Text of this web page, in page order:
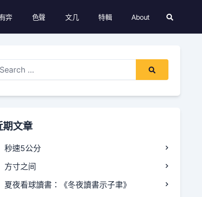
弈 色聲 文几 特輯
About
期文章
秒速5公分
方寸之间
夏夜看球讀書：《冬夜讀書示子聿》